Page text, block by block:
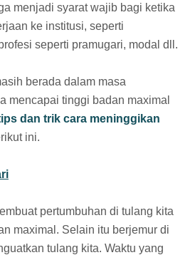
menjadi syarat wajib bagi ketika
ke institusi, seperti
seperti pramugari, modal dll.
berada dalam masa
mencapai tinggi badan maximal
dan trik cara meninggikan
ini.
pertumbuhan di tulang kita
maximal. Selain itu berjemur di
tulang kita. Waktu yang